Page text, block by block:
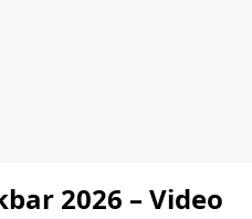
2026 – Video